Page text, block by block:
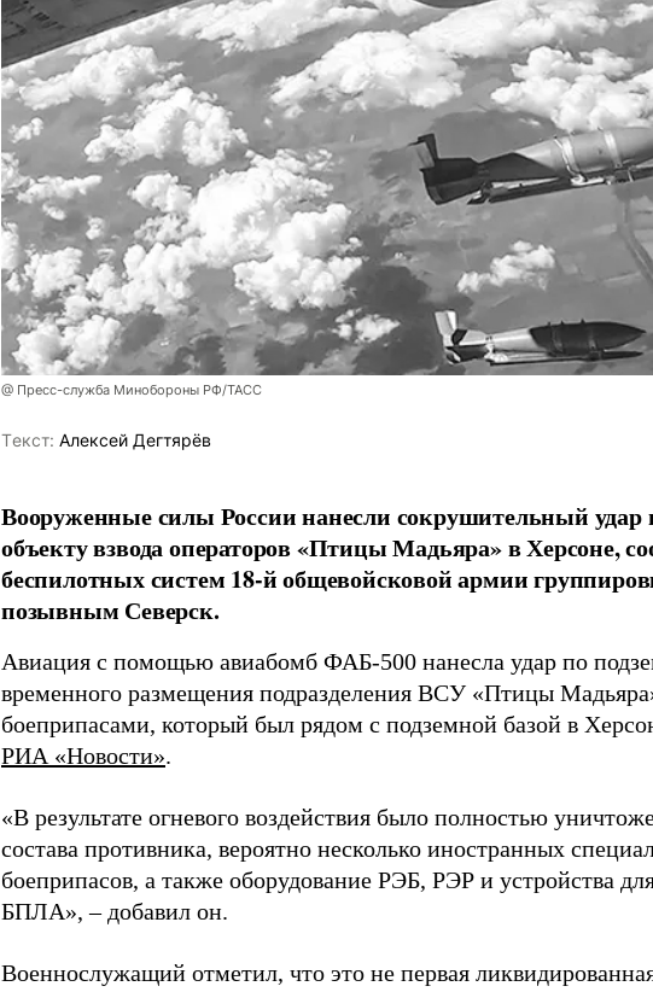
@ Пресс-служба Минобороны РФ/ТАСС
Tекст: Алексей Дегтярёв
Вооруженные силы России нанесли сокрушительный удар
объекту взвода операторов «Птицы Мадьяра» в Херсоне,
беспилотных систем 18-й общевойсковой армии
позывным Северск.
Авиация с помощью авиабомб ФАБ-500 нанесла удар по
временного размещения подразделения ВСУ «Птицы
боеприпасами, который был рядом с подземной базой в
РИА «Новости».
«В результате огневого воздействия было полностью
состава противника, вероятно несколько иностранных
боеприпасов, а также оборудование РЭБ, РЭР и устройства
БПЛА», – добавил он.
Военнослужащий отметил, что это не первая